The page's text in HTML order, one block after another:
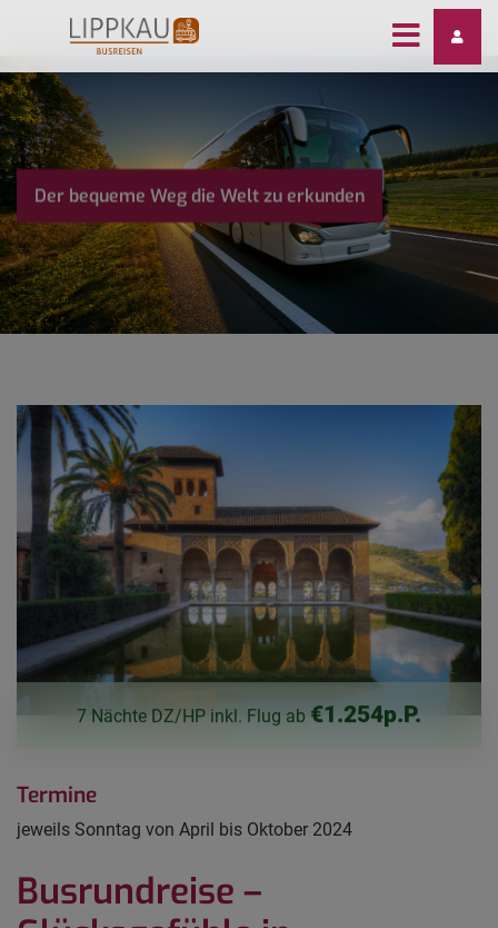
Der bequeme Weg die Welt zu erkunden
7 Nächte DZ/HP inkl. Flug ab €1.254p.P.
Termine
jeweils Sonntag von April bis Oktober 2024
Busrundreise –